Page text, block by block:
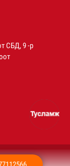
СБД, 9 -р
ХХК